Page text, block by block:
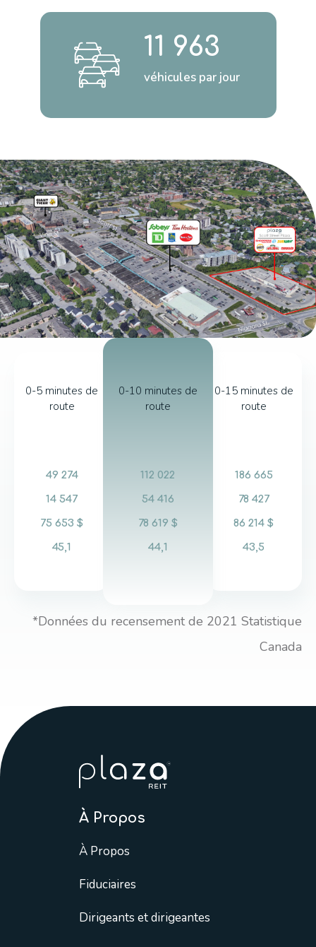
11 963
véhicules par jour
0-5 minutes de
route
49 274
14 547
75 653 $
45,1
0-10 minutes de
route
112 022
54 416
78 619 $
44,1
0-15 minutes de
route
186 665
78 427
86 214 $
43,5
*Données du recensement de 2021 Statistique
Canada
À Propos
À Propos
Fiduciaires
Dirigeants et dirigeantes